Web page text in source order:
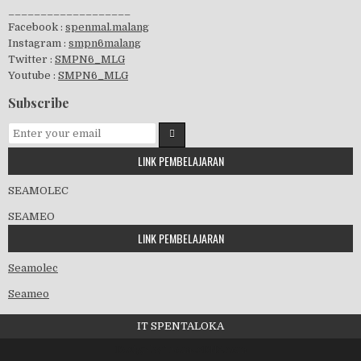
GSF 2019
Pembagian Ijazah 2020
Workshop Penjaminan Mutu 2020
Facebook : spenmal.malang
Instagram : smpn6malang
Twitter : SMPN6_MLG
Youtube : SMPN6_MLG
Subscribe
LINK PEMBELAJARAN
SEAMOLEC
SEAMEO
LINK PEMBELAJARAN
Seamolec
Seameo
IT SPENTALOKA